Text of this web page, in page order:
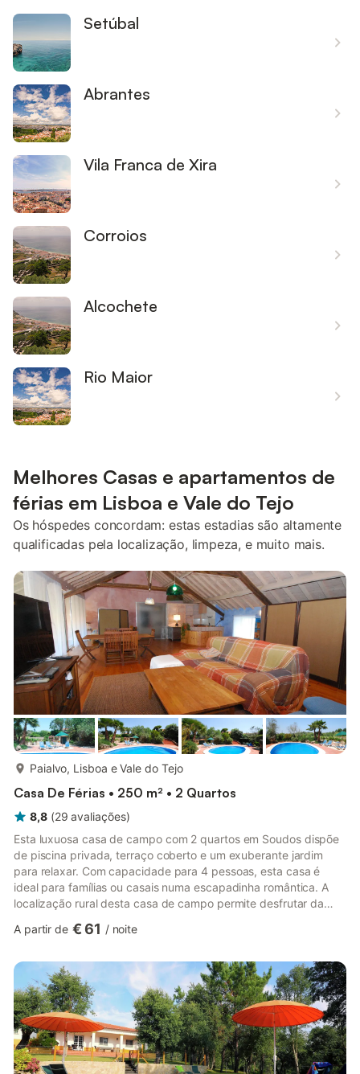
Setúbal
Abrantes
Vila Franca de Xira
Corroios
Alcochete
Rio Maior
Melhores Casas e apartamentos de
férias em Lisboa e Vale do Tejo
Os hóspedes concordam: estas estadias são altamente
qualificadas pela localização, limpeza, e muito mais.
Paialvo, Lisboa e Vale do Tejo
Casa De Férias • 250 m² • 2 Quartos
8,8 (29 avaliações)
Esta luxuosa casa de campo com 2 quartos em Soudos dispõe
de piscina privada, terraço coberto e um exuberante jardim
para relaxar. Com capacidade para 4 pessoas, esta casa é
ideal para famílias ou casais numa escapadinha romântica. A
localização rural desta casa de campo permite desfrutar da
apetecer cozinhar, pode experimentar as delícias locais nos
margens do lago, a 10 km. Desfrute dos luxos desta bela casa
de campo. Prepare refeições deliciosas na cozinha aberta ou ...
A partir de € 61 / noite